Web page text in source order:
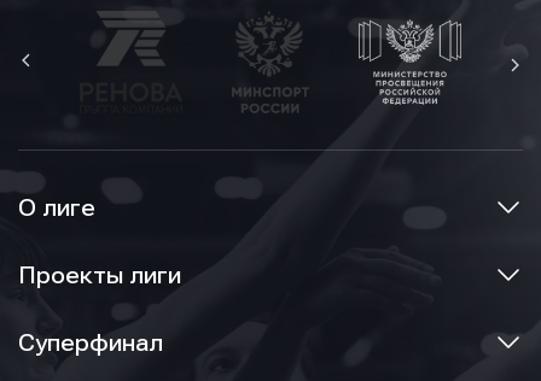
О лиге
Проекты лиги
Суперфинал
Телефон
Телефон
Сообщение